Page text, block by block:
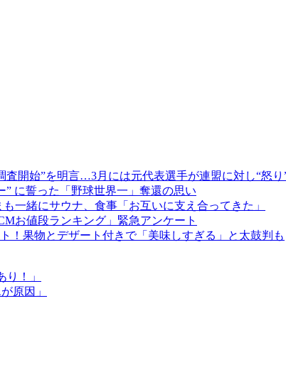
開始”を明言…3月には元代表選手が連盟に対し“怒り
に誓った「野球世界一」奪還の思い
一緒にサウナ、食事「お互いに支え合ってきた」
お値段ランキング」緊急アンケート
！果物とデザート付きで「美味しすぎる」と太鼓判も
！」
原因」